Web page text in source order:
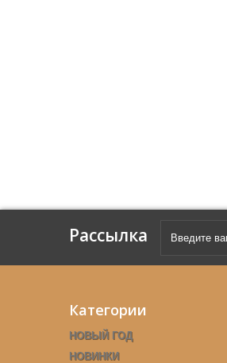
Рассылка
Категории
НОВЫЙ ГОД
НОВИНКИ